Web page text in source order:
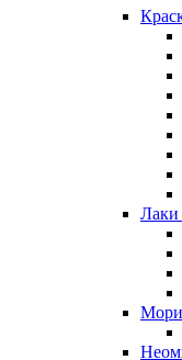
Лаки